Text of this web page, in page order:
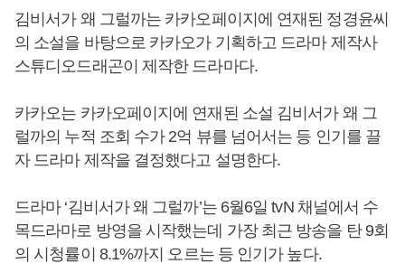
김비서가 왜 그럴까는 카카오페이지에 연재된 정경윤씨
의 소설을 바탕으로 카카오가 기획하고 드라마 제작사
스튜디오드래곤이 제작한 드라마다.
카카오는 카카오페이지에 연재된 소설 김비서가 왜 그
럴까의 누적 조회 수가 2억 뷰를 넘어서는 등 인기를 끌
자 드라마 제작을 결정했다고 설명한다.
드라마 ‘김비서가 왜 그럴까’는 6월6일 tvN 채널에서 수
목드라마로 방영을 시작했는데 가장 최근 방송을 탄 9회
의 시청률이 8.1%까지 오르는 등 인기가 높다.